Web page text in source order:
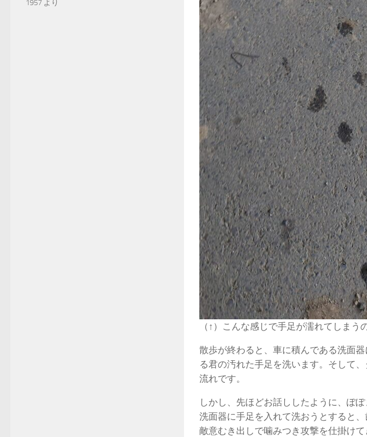
（↑）こんな感じで手足が濡れてしまう
散歩が終わると、車に積んである洗面
る君の汚れた手足を洗います。そして
流れです。
しかし、先ほどお話ししたように、ぽ
洗面器に手足を入れて洗おうとすると
敵意むき出しで噛みつき攻撃を仕掛け
1957 より